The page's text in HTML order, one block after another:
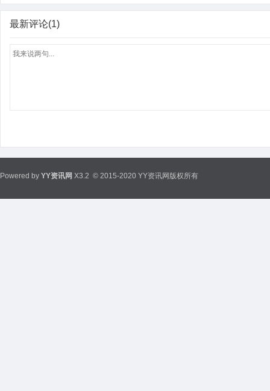
最新评论(1)
Powered by YY资讯网 X3.2 © 2015-2020 YY资讯网版权所有